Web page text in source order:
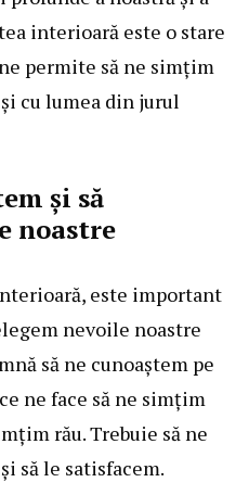
interioară este o stare
permite să ne simțim
cu lumea din jurul
și să
noastre
este important
nevoile noastre
să ne cunoaștem pe
ne face să ne simțim
rău. Trebuie să ne
să le satisfacem.